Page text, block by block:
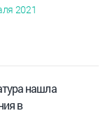
2021
нашла
в